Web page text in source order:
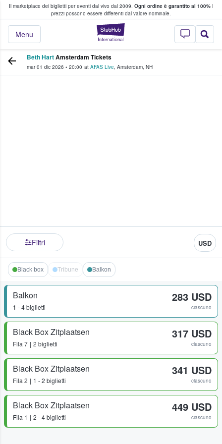
Il marketplace dei biglietti per eventi dal vivo dal 2009. Ogni ordine è garantito al 100%I
prezzi possono essere differenti dal valore nominale.
StubHub - Dove
Menu
fan comprano e vendono biglietti
Beth HartAmsterdam Tickets
mar 01 dic 2026 • 20:00 at AFAS Live, Amsterdam, NH
Filtri USD
Black box Tribune Balkon
Balkon
1 - 4 biglietti
283 USD
ciascuno
Black Box Zitplaatsen
Fila 7 2 biglietti
317 USD
ciascuno
Black Box Zitplaatsen
Fila 2 1 - 2 biglietti
341 USD
ciascuno
Black Box Zitplaatsen
Fila 1 2 - 4 biglietti
449 USD
ciascuno